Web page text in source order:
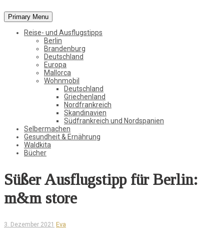
StadtWaldKind
Vom Leben in der Natur, der Stadt und in der weiten Welt
Primary Menu
Reise- und Ausflugstipps
Berlin
Brandenburg
Deutschland
Europa
Mallorca
Wohnmobil
Deutschland
Griechenland
Nordfrankreich
Skandinavien
Südfrankreich und Nordspanien
Selbermachen
Gesundheit & Ernährung
Waldkita
Bücher
Süßer Ausflugstipp für Berlin:
m&m store
3. Dezember 2021 Eva